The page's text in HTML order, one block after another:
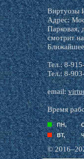
Виртуозы
Адрес:
Парковая,
смотрит
Тел.: 8-
Тел.: 8-
email:
Время
пн,
вт,
©